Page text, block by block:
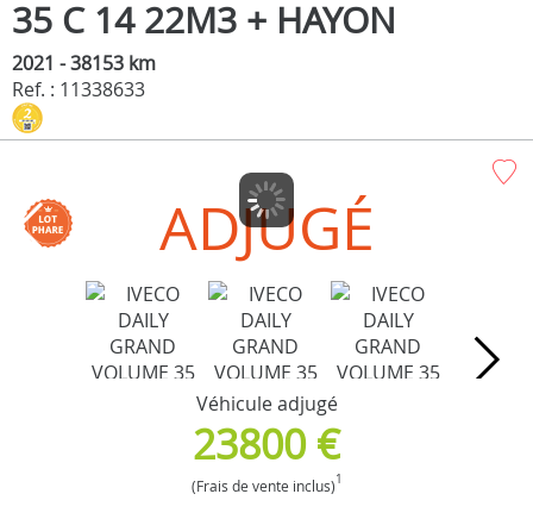
35 C 14 22M3 + HAYON
2021 - 38153 km
Ref. : 11338633
ADJUGÉ
Véhicule adjugé
23800 €
(Frais de vente inclus)1